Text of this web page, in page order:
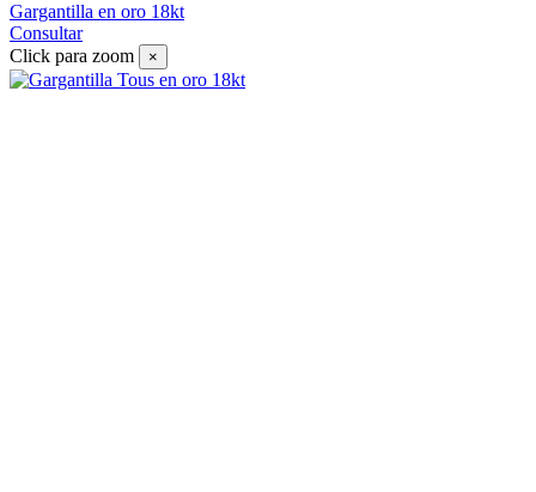
Gargantilla en oro 18kt
Consultar
Click para zoom
×